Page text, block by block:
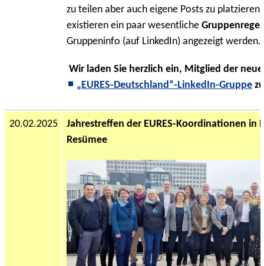
zu teilen aber auch eigene Posts zu
existieren ein paar wesentliche
Gruppeninfo (auf LinkedIn) angezeigt werden.
Wir laden Sie herzlich ein, Mitglied der
„EURES-Deutschland“-LinkedIn-Gruppe
20.02.2025
Jahrestreffen der EURES-Koordinationen in
Resümee